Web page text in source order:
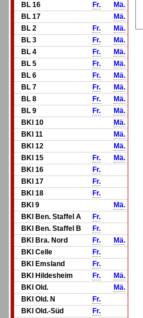
BL 16
Fr.
Mä.
BL 17
Mä.
BL 2
Fr.
Mä.
BL 3
Fr.
Mä.
BL 4
Fr.
Mä.
BL 5
Fr.
Mä.
BL 6
Fr.
Mä.
BL 7
Fr.
Mä.
BL 8
Fr.
Mä.
BL 9
Fr.
Mä.
BKl 10
Mä.
BKl 11
Mä.
BKl 12
Mä.
BKl 15
Fr.
Mä.
BKl 16
Fr.
BKl 17
Fr.
BKl 18
Fr.
BKl 9
Mä.
BKl Ben. Staffel A
Fr.
BKl Ben. Staffel B
Fr.
BKl Bra. Nord
Fr.
Mä.
BKl Celle
Fr.
BKl Emsland
Fr.
BKl Hildesheim
Fr.
Mä.
BKl Old.
Mä.
BKl Old. N
Fr.
BKl Old.-Süd
Fr.